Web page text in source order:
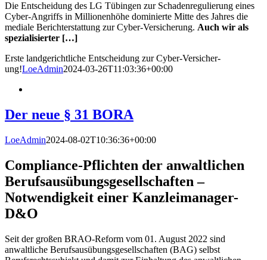
Die Entscheidung des LG Tübingen zur Schadenregulierung eines
Cyber-Angriffs in Millionenhöhe dominierte Mitte des Jahres die
mediale Berichterstattung zur Cyber-Versicherung. Auch wir als
spezialisierter […]
Erste land­gericht­liche Ent­scheid­ung zur Cyber-Ver­sicher­
ung!LoeAdmin2024-03-26T11:03:36+00:00
Der neue § 31 BORA
LoeAdmin2024-08-02T10:36:36+00:00
Compliance-Pflichten der anwaltlichen
Berufsausübungsgesellschaften –
Notwendigkeit einer Kanzleimanager-
D&O
Seit der großen BRAO-Reform vom 01. August 2022 sind
anwaltliche Berufsausübungsgesellschaften (BAG) selbst